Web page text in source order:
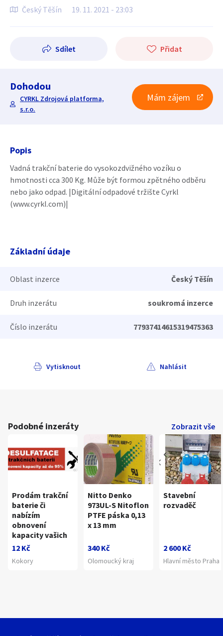
Český Těšín 19. 11. 2021 - 23:03
Sdílet Přidat
Dohodou
CYRKL Zdrojová platforma,
s.r.o.
Mám zájem
Popis
Vadná trakční baterie do vysokozdvižného vozíku o
hmotnosti cca 300 Kg. Může být formou zpětného odběru
nebo jako odpad. |Digitální odpadové tržište Cyrkl
(www.cyrkl.com)|
Základní údaje
Oblast inzerce Český Těšín
Druh inzerátu soukromá inzerce
Číslo inzerátu 77937414615319475363
Vytisknout Nahlásit
Podobné inzeráty Zobrazit vše
Prodám trakční
baterie či
nabízím
obnovení
kapacity vašich
12 Kč
Kokory
Nitto Denko
973UL-S Nitoflon
PTFE páska 0,13
x 13 mm
340 Kč
Olomoucký kraj
Stavební
rozvaděč
2 600 Kč
Hlavní město Praha